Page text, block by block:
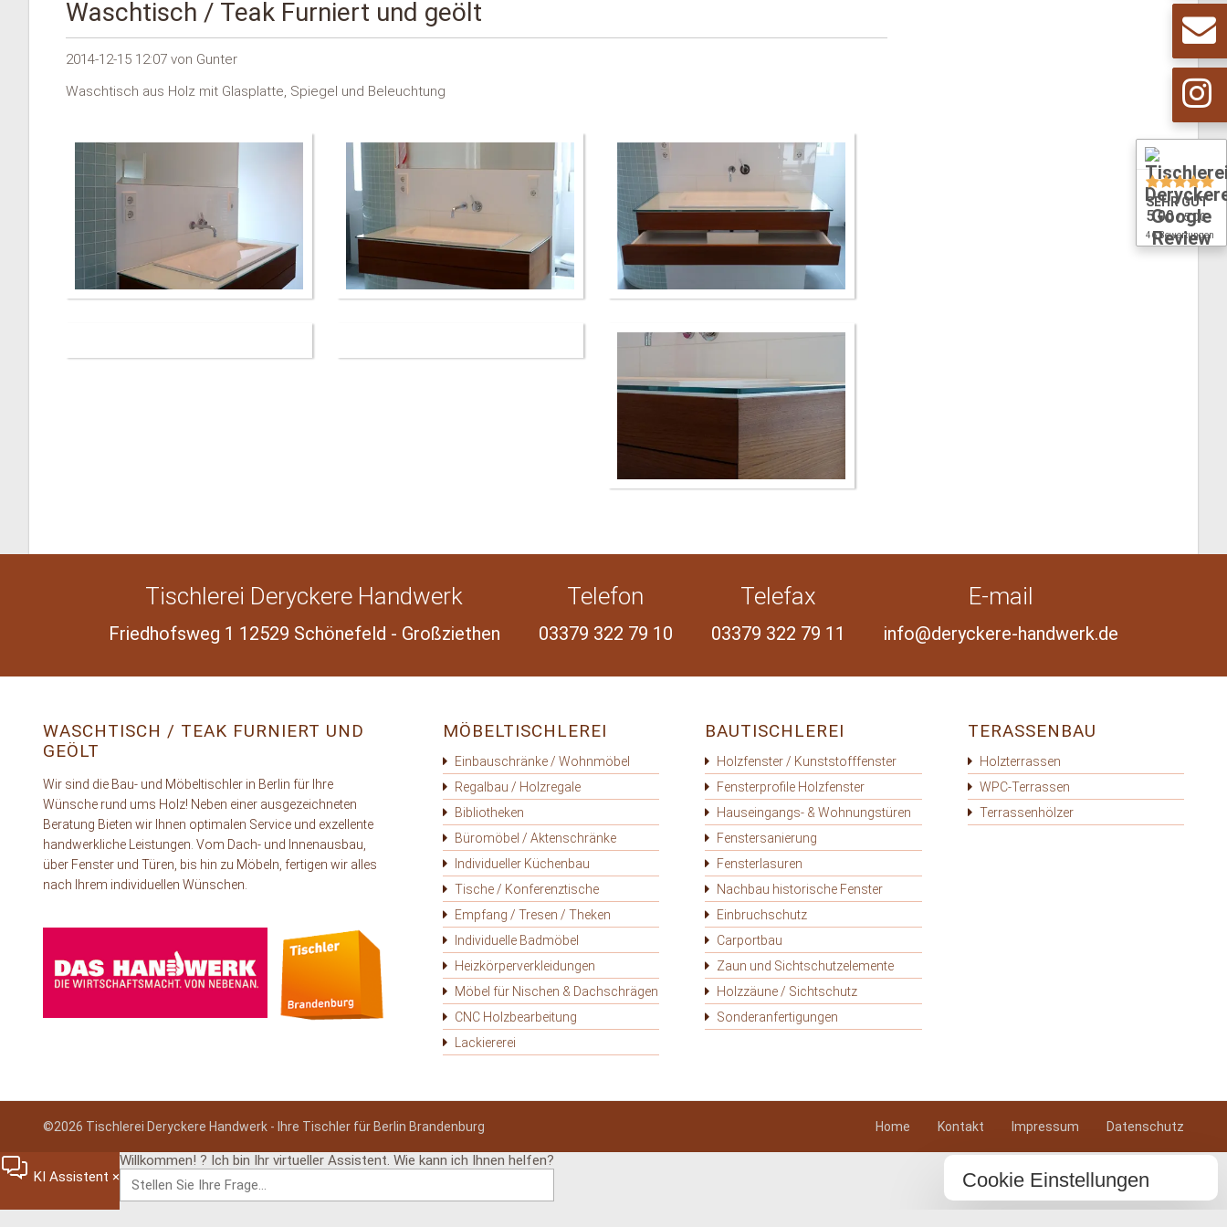
Waschtisch / Teak Furniert und geölt
2014-12-15 12:07 von Gunter
Waschtisch aus Holz mit Glasplatte, Spiegel und Beleuchtung
Tischlerei Deryckere Handwerk
Friedhofsweg 1 12529 Schönefeld - Großziethen
Telefon
03379 322 79 10
Telefax
03379 322 79 11
E-mail
info@deryckere-handwerk.de
WASCHTISCH / TEAK FURNIERT UND
GEÖLT
Wir sind die Bau- und Möbeltischler in Berlin für Ihre
Wünsche rund ums Holz! Neben einer ausgezeichneten
Beratung Bieten wir Ihnen optimalen Service und exzellente
handwerkliche Leistungen. Vom Dach- und Innenausbau,
über Fenster und Türen, bis hin zu Möbeln, fertigen wir alles
nach Ihrem individuellen Wünschen.
MÖBELTISCHLEREI
Einbauschränke / Wohnmöbel
Regalbau / Holzregale
Bibliotheken
Büromöbel / Aktenschränke
Individueller Küchenbau
Tische / Konferenztische
Empfang / Tresen / Theken
Individuelle Badmöbel
Heizkörper­verkleidungen
Möbel für Nischen & Dachschrägen
CNC Holzbearbeitung
Lackiererei
BAUTISCHLEREI
Holzfenster / Kunststofffenster
Fensterprofile Holzfenster
Hauseingangs- & Wohnungstüren
Fenstersanierung
Fensterlasuren
Nachbau historische Fenster
Einbruchschutz
Carportbau
Zaun und Sichtschutzelemente
Holzzäune / Sichtschutz
Sonderanfertigungen
TERASSENBAU
Holzterrassen
WPC-Terrassen
Terrassenhölzer
©2026 Tischlerei Deryckere Handwerk - Ihre Tischler für Berlin Brandenburg
Navigation
Home Kontakt Impressum Datenschutz
SEHR GUT
5.00 / 5.00
46 Bewertungen
Cookie Einstellungen
KI Assistent ×
Willkommen! ? Ich bin Ihr virtueller Assistent. Wie kann ich Ihnen helfen?